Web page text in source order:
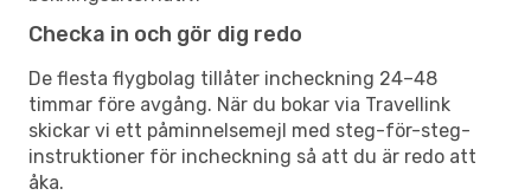
Checka in och gör dig redo
De flesta flygbolag tillåter incheckning 24–48
timmar före avgång. När du bokar via Travellink
skickar vi ett påminnelsemejl med steg-för-steg-
instruktioner för incheckning så att du är redo att
åka.